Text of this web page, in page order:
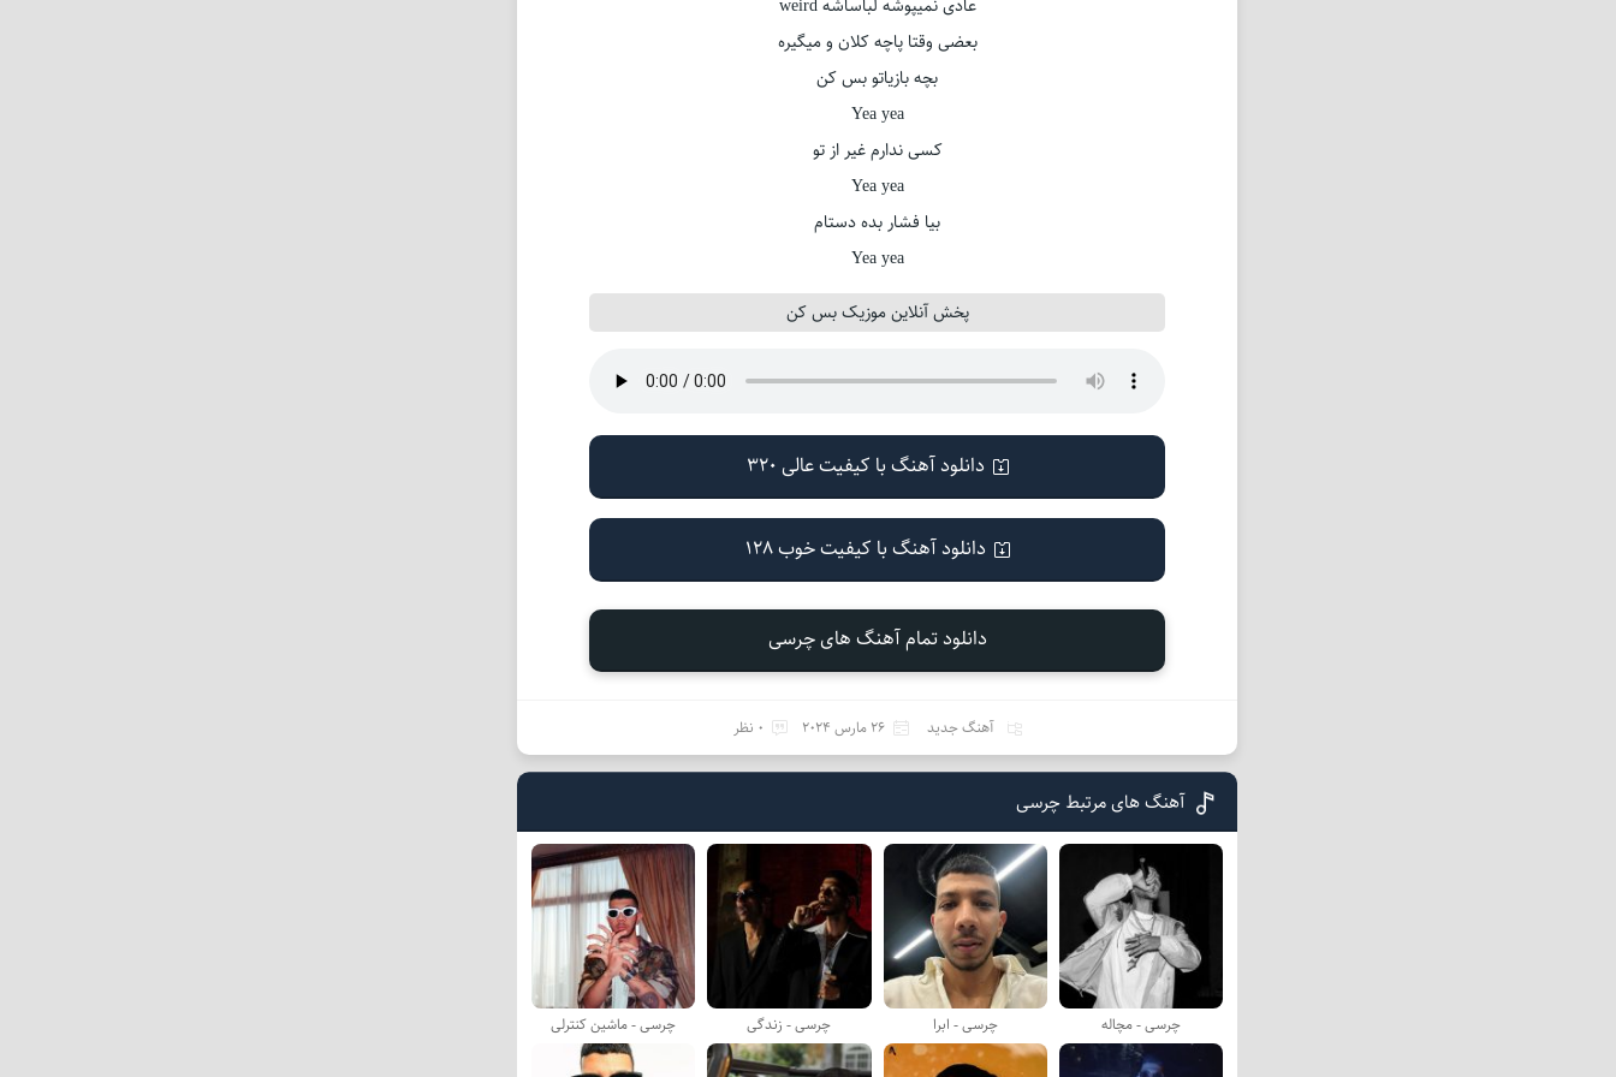
عادی نمیپوشه لباساشه weird
بعضی وقتا پاچه کلان و میگیره
بچه بازیاتو بس کن
Yea yea
کسی ندارم غیر از تو
Yea yea
بیا فشار بده دستام
Yea yea
پخش آنلاین موزیک بس کن
دانلود آهنگ با کیفیت عالی 320
دانلود آهنگ با کیفیت خوب 128
دانلود تمام آهنگ های چرسی
آهنگ جدید 26 مارس 2024 0 نظر
آهنگ های مرتبط چرسی
چرسی - مچاله چرسی - ابرا چرسی - زندگی چرسی - ماشین کنترلی